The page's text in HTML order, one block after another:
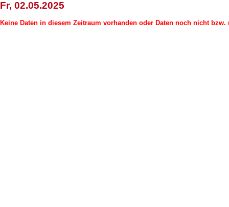
Fr, 02.05.2025
Keine Daten in diesem Zeitraum vorhanden oder Daten noch nicht